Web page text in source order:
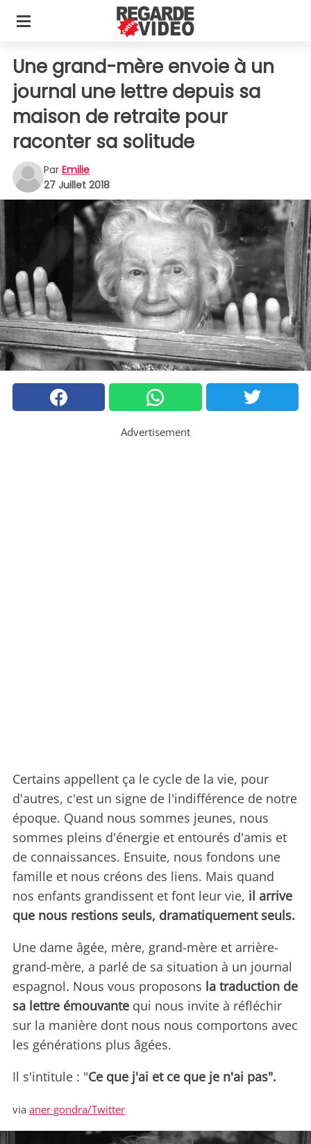
Une grand-mère envoie à un
journal une lettre depuis sa
maison de retraite pour
raconter sa solitude
Par Emilie
27 Juillet 2018
Advertisement
Certains appellent ça le cycle de la vie, pour
d'autres, c'est un signe de l'indifférence de notre
époque. Quand nous sommes jeunes, nous
sommes pleins d'énergie et entourés d'amis et
de connaissances. Ensuite, nous fondons une
famille et nous créons des liens. Mais quand
nos enfants grandissent et font leur vie, il arrive
que nous restions seuls, dramatiquement seuls.
Une dame âgée, mère, grand-mère et arrière-
grand-mère, a parlé de sa situation à un journal
espagnol. Nous vous proposons la traduction de
sa lettre émouvante qui nous invite à réfléchir
sur la manière dont nous nous comportons avec
les générations plus âgées.
Il s'intitule : "Ce que j'ai et ce que je n'ai pas".
via aner gondra/Twitter